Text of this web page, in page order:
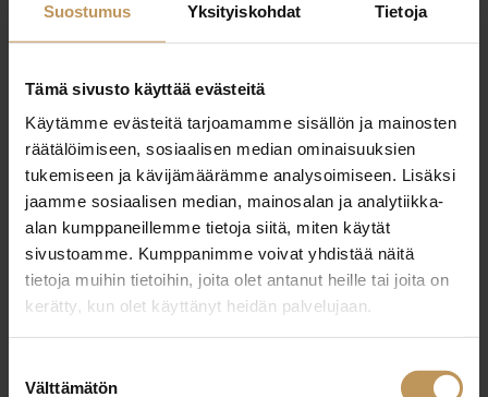
Suostumus Yksityiskohdat Tietoja
Tämä sivusto käyttää evästeitä
Käytämme evästeitä tarjoamamme sisällön ja mainosten
räätälöimiseen, sosiaalisen median ominaisuuksien
tukemiseen ja kävijämäärämme analysoimiseen. Lisäksi
jaamme sosiaalisen median, mainosalan ja analytiikka-
alan kumppaneillemme tietoja siitä, miten käytät
sivustoamme. Kumppanimme voivat yhdistää näitä
tietoja muihin tietoihin, joita olet antanut heille tai joita on
kerätty, kun olet käyttänyt heidän palvelujaan.
valinta
Välttämätön
18.6.2026